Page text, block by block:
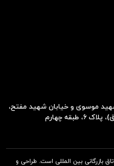
شهید موسوی و خیابان شهید مفتح،
چهارم
بازرگانی بین المللی است. طراحی و